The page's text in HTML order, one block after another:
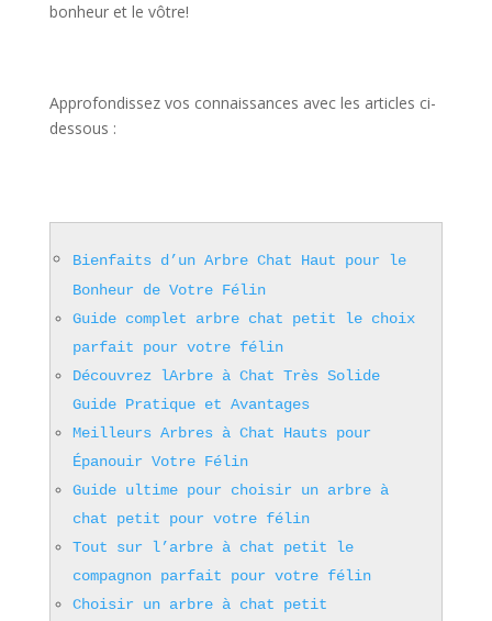
bonheur et le vôtre!
Approfondissez vos connaissances avec les articles ci-
dessous :
Bienfaits d’un Arbre Chat Haut pour le
Bonheur de Votre Félin
Guide complet arbre chat petit le choix
parfait pour votre félin
Découvrez lArbre à Chat Très Solide
Guide Pratique et Avantages
Meilleurs Arbres à Chat Hauts pour
Épanouir Votre Félin
Guide ultime pour choisir un arbre à
chat petit pour votre félin
Tout sur l’arbre à chat petit le
compagnon parfait pour votre félin
Choisir un arbre à chat petit